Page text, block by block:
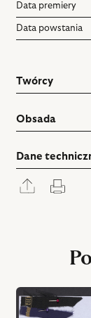
Data premiery
Data powstania
Twórcy
Obsada
Dane
Rozwiń
panel
przejdź
do